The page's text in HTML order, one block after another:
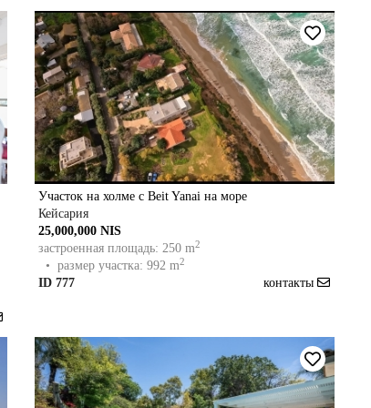
Участок на холме с Beit Yanai на море
Кейсария
25,000,000 NIS
застроенная площадь: 250 m2
• размер участка: 992 m2
ID 777 контакты